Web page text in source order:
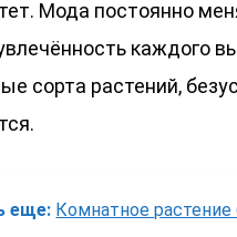
Мода постоянно
каждого
сорта растений,
еще: Комнатное растение